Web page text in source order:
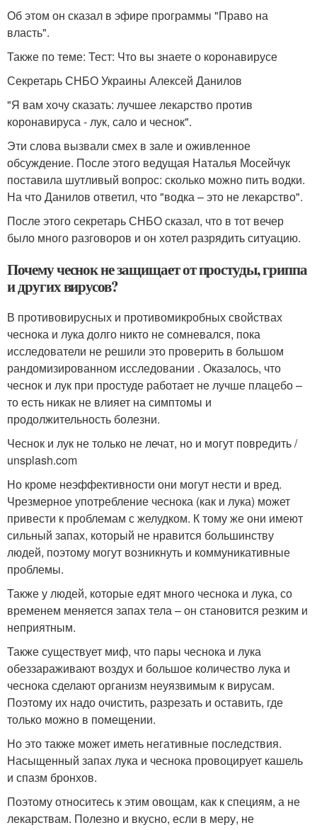
Об этом он сказал в эфире программы "Право на
власть".
Также по теме: Тест: Что вы знаете о коронавирусе
Секретарь СНБО Украины Алексей Данилов
"Я вам хочу сказать: лучшее лекарство против
коронавируса - лук, сало и чеснок".
Эти слова вызвали смех в зале и оживленное
обсуждение. После этого ведущая Наталья Мосейчук
поставила шутливый вопрос: сколько можно пить водки.
На что Данилов ответил, что "водка – это не лекарство".
После этого секретарь СНБО сказал, что в тот вечер
было много разговоров и он хотел разрядить ситуацию.
Почему чеснок не защищает от простуды, гриппа
и других вирусов?
В противовирусных и противомикробных свойствах
чеснока и лука долго никто не сомневался, пока
исследователи не решили это проверить в большом
рандомизированном исследовании . Оказалось, что
чеснок и лук при простуде работает не лучше плацебо –
то есть никак не влияет на симптомы и
продолжительность болезни.
Чеснок и лук не только не лечат, но и могут повредить /
unsplash.com
Но кроме неэффективности они могут нести и вред.
Чрезмерное употребление чеснока (как и лука) может
привести к проблемам с желудком. К тому же они имеют
сильный запах, который не нравится большинству
людей, поэтому могут возникнуть и коммуникативные
проблемы.
Также у людей, которые едят много чеснока и лука, со
временем меняется запах тела – он становится резким и
неприятным.
Также существует миф, что пары чеснока и лука
обеззараживают воздух и большое количество лука и
чеснока сделают организм неуязвимым к вирусам.
Поэтому их надо очистить, разрезать и оставить, где
только можно в помещении.
Но это также может иметь негативные последствия.
Насыщенный запах лука и чеснока провоцирует кашель
и спазм бронхов.
Поэтому относитесь к этим овощам, как к специям, а не
лекарствам. Полезно и вкусно, если в меру, не